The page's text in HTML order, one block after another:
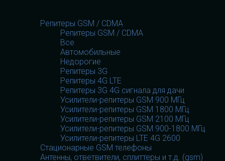
Репитеры GSM / CDMA
Репитеры GSM / CDMA
Все
Автомобильные
Недорогие
Репитеры 3G
Репитеры 4G LTE
Репитеры 3G 4G сигнала для дачи
Усилители-репитеры GSM 900 МГц
Усилители-репитеры GSM 1800 МГц
Усилители-репитеры GSM 2100 МГц
Усилители-репитеры GSM 900-1800 МГц
Усилители-репитеры LTE 4G 2600
Стационарные GSM телефоны
Антенны, ответвители, сплиттеры и т.д. (gsm)